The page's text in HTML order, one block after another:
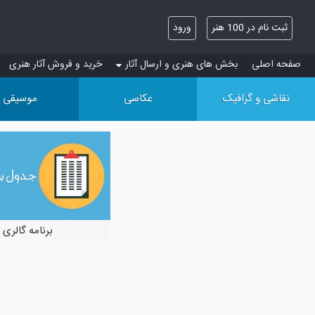
ثبت نام در 100 هنر ورود
صفحه اصلی بخش های هنری و ارسال آثار خرید و فروش آثار هنری
نقاشی و گرافیک عکاسی موسیقی
برنامه